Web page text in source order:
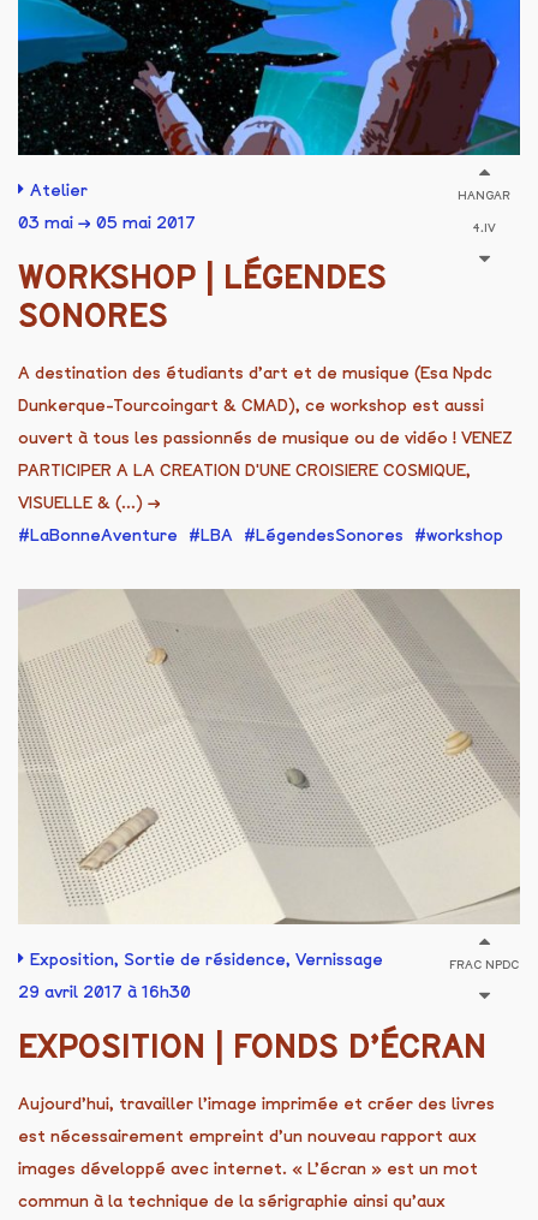
Atelier
03 mai → 05 mai 2017
HANGAR
4.IV
WORKSHOP | LÉGENDES
SONORES
A destination des étudiants d’art et de musique (Esa Npdc
Dunkerque-Tourcoingart & CMAD), ce workshop est aussi
ouvert à tous les passionnés de musique ou de vidéo ! VENEZ
PARTICIPER A LA CREATION D'UNE CROISIERE COSMIQUE,
VISUELLE & (...) →
LaBonneAventure
LBA LégendesSonores workshop
Exposition, Sortie de résidence, Vernissage
29 avril 2017 à 16h30
FRAC NPDC
EXPOSITION | FONDS D’ÉCRAN
Aujourd’hui, travailler l’image imprimée et créer des livres
est nécessairement empreint d’un nouveau rapport aux
images développé avec internet. « L’écran » est un mot
commun à la technique de la sérigraphie ainsi qu’aux